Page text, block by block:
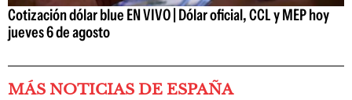
Cotización dólar blue EN VIVO | Dólar oficial, CCL y MEP hoy
jueves 6 de agosto
MÁS NOTICIAS DE ESPAÑA